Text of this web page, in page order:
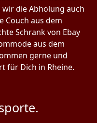
die Abholung auch
Couch aus dem
Schrank von Ebay
aus dem
gerne und
für Dich in Rheine.